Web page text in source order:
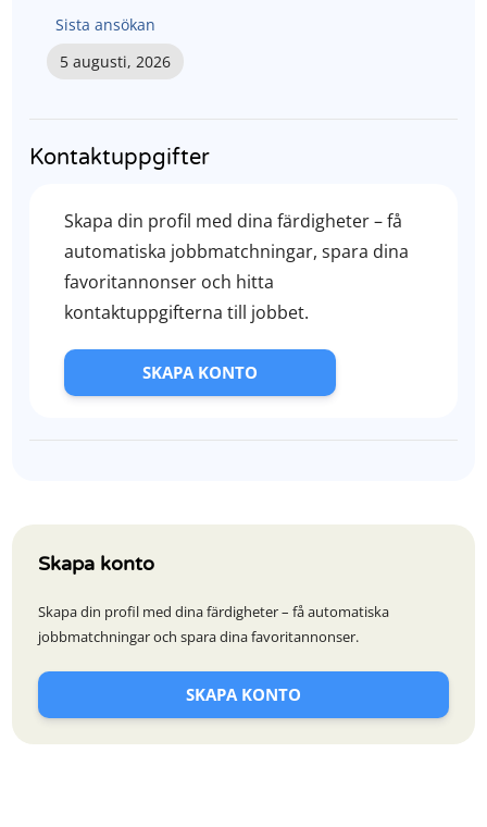
Sista ansökan
5 augusti, 2026
Kontaktuppgifter
Skapa din profil med dina färdigheter – få
automatiska jobbmatchningar, spara dina
favoritannonser och hitta
kontaktuppgifterna till jobbet.
SKAPA KONTO
Skapa konto
Skapa din profil med dina färdigheter – få automatiska
jobbmatchningar och spara dina favoritannonser.
SKAPA KONTO